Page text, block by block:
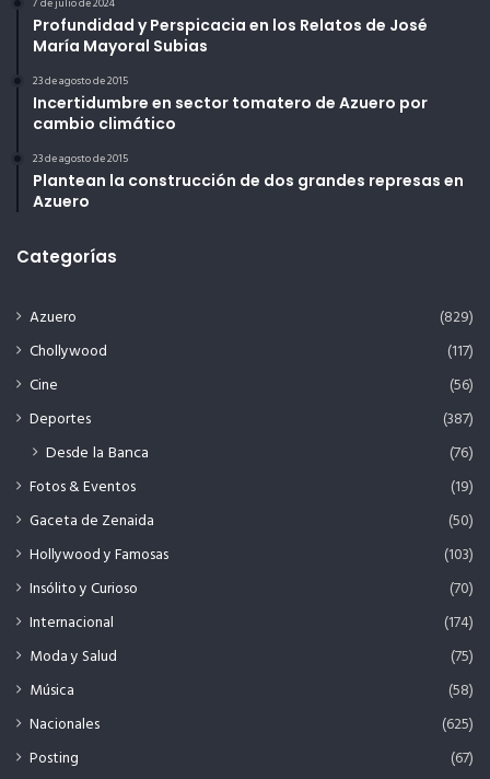
Profundidad y Perspicacia en los Relatos de José
María Mayoral Subias
23 de agosto de 2015
Incertidumbre en sector tomatero de Azuero por
cambio climático
23 de agosto de 2015
Plantean la construcción de dos grandes represas en
Azuero
Categorías
Azuero
(829)
Chollywood
(117)
Cine
(56)
Deportes
(387)
Desde la Banca (76)
Fotos & Eventos
(19)
Gaceta de Zenaida
(50)
Hollywood y Famosas
(103)
Insólito y Curioso
(70)
Internacional
(174)
Moda y Salud
(75)
Música
(58)
Nacionales
(625)
Posting
(67)